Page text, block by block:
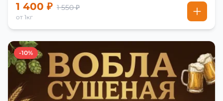
1 400 ₽ 1 550 ₽
от 1кг
-10%